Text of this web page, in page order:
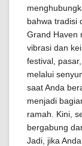
bahwa tradisi
Grand Haven
vibrasi dan
festival,
melalui
saat Anda
menjadi
ramah. Kini,
bergabung
Jadi, jika